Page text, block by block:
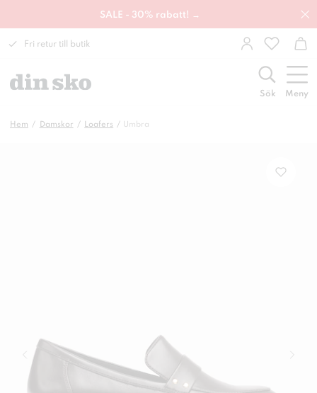
SALE - 30% rabatt! →
Fri retur till butik
Sök Meny
Hem Damskor Loafers Umbra